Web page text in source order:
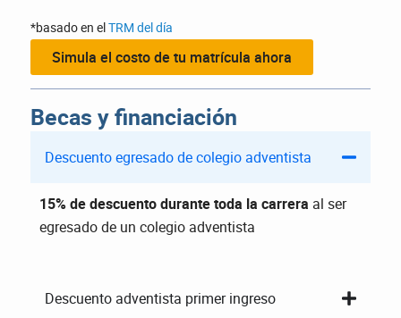
*basado en elTRM del día
Simula el costo de tu matrícula ahora
Becas y financiación
Descuento egresado de colegio adventista
15% de descuento durante toda la carrera al ser
egresado de un colegio adventista
Descuento adventista primer ingreso